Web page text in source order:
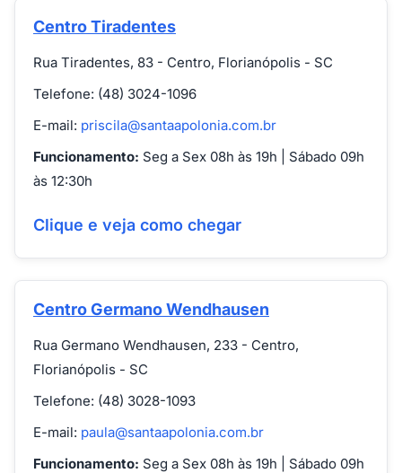
Centro Tiradentes
Rua Tiradentes, 83 - Centro, Florianópolis - SC
Telefone: (48) 3024-1096
E-mail: priscila@santaapolonia.com.br
Funcionamento: Seg a Sex 08h às 19h | Sábado 09h
às 12:30h
Clique e veja como chegar
Centro Germano Wendhausen
Rua Germano Wendhausen, 233 - Centro,
Florianópolis - SC
Telefone: (48) 3028-1093
E-mail: paula@santaapolonia.com.br
Funcionamento: Seg a Sex 08h às 19h | Sábado 09h